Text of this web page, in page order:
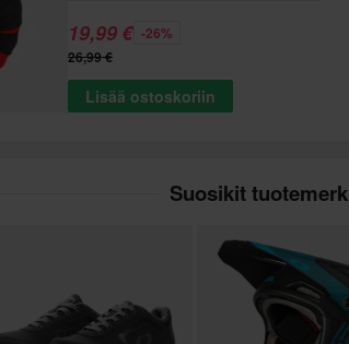
19,99 € -26%
26,99 €
Lisää ostoskoriin
Suosikit